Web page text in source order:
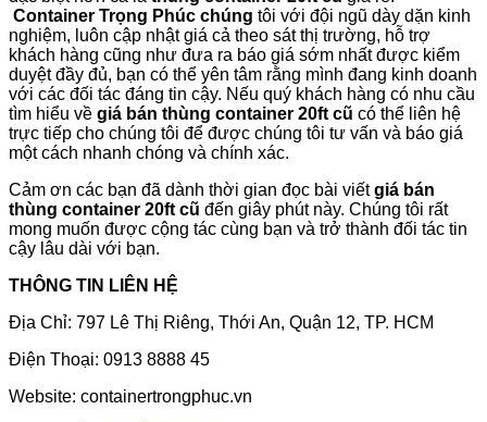
Container Trọng Phúc chúng tôi với đội ngũ dày dặn kinh
nghiệm, luôn cập nhật giá cả theo sát thị trường, hỗ trợ
khách hàng cũng như đưa ra báo giá sớm nhất được kiểm
duyệt đầy đủ, bạn có thể yên tâm rằng mình đang kinh doanh
với các đối tác đáng tin cậy. Nếu quý khách hàng có nhu cầu
tìm hiểu về giá bán thùng container 20ft cũ có thể liên hệ
trực tiếp cho chúng tôi để được chúng tôi tư vấn và báo giá
một cách nhanh chóng và chính xác.
Cảm ơn các bạn đã dành thời gian đọc bài viếtgiá bán
thùng container 20ft cũ đến giây phút này. Chúng tôi rất
mong muốn được cộng tác cùng bạn và trở thành đối tác tin
cậy lâu dài với bạn.
THÔNG TIN LIÊN HỆ
Địa Chỉ: 797 Lê Thị Riêng, Thới An, Quận 12, TP. HCM
Điện Thoại: 0913 8888 45
Website: containertrongphuc.vn